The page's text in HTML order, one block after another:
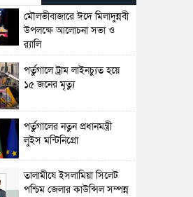
মৌলভীবাজারে ঈদে মিলাদুন্নবী
উপলক্ষে আলোচনা সভা ও
র‍্যালি
পর্তুগালে ট্রাম লাইনচ্যুত হয়ে
১৫ জনের মৃত্যু
পর্তুগালের নতুন প্রধানমন্ত্রী
লুইস মন্টিনিগ্রো
‎তালামীযে ইসলামিয়া সিলেট
পশ্চিম জেলার কাউন্সিল সম্পন্ন